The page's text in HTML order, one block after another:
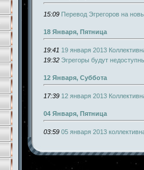
15:09 Перевод Эгрегоров на
18 Января, Пятница
19:41 19 января 2013
19:32 Эгрегоры будут
12 Января, Суббота
17:39 12 января 2013
04 Января, Пятница
03:59 05 января 2013